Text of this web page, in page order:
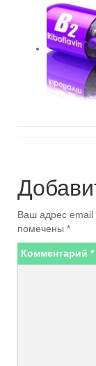
Ваш адрес email
помечены *
Комментарий *